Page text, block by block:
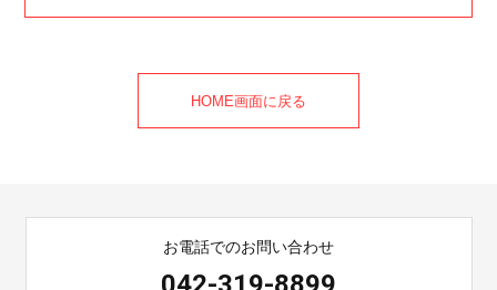
HOME画面に戻る
お電話でのお問い合わせ